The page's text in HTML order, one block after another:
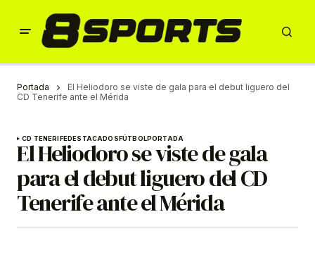
Portada
El Heliodoro se viste de gala para el debut liguero del
CD Tenerife ante el Mérida
CD TENERIFEDESTACADOSFÚTBOLPORTADA
El Heliodoro se viste de gala
para el debut liguero del CD
Tenerife ante el Mérida